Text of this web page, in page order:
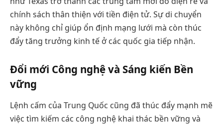
chính sách thân thiện với tiền điện tử. Sự di chuyển
này không chỉ giúp ổn định mạng lưới mà còn thúc
đẩy tăng trưởng kinh tế ở các quốc gia tiếp nhận.
Đổi mới Công nghệ và Sáng kiến Bền
vững
Lệnh cấm của Trung Quốc cũng đã thúc đẩy mạnh mẽ
việc tìm kiếm các công nghệ khai thác bền vững và